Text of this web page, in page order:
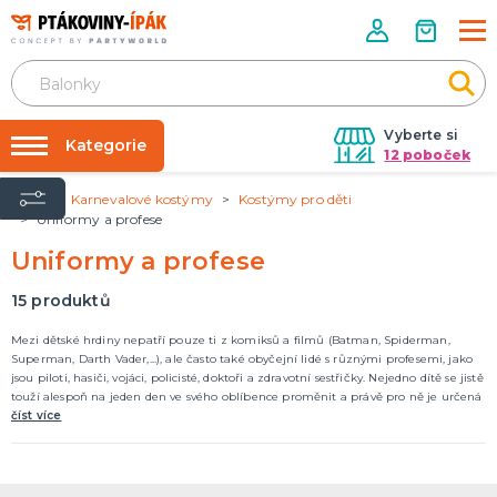
Vyberte si
12 poboček
Půjčovna kostýmů
Nafukování balónků
Prodejny
Rozvoz
Párty Blog
O nás
Kategorie
PÁRTY DOPLŇKY
Tématické párty
Kostýmy pro dospělé
Kostýmy pro děti
Úvod Karnevalové kostýmy
Kostýmy pro děti
Uniformy a profese
Uniformy a profese
15 produktů
Mezi dětské hrdiny nepatří pouze ti z komiksů a filmů (Batman, Spiderman,
Superman, Darth Vader,...), ale často také obyčejní lidé s různými profesemi, jako
jsou piloti, hasiči, vojáci, policisté, doktoři a zdravotní sestřičky. Nejedno dítě se jistě
touží alespoň na jeden den ve svého oblíbence proměnit a právě pro ně je určená
tato kategorie.
číst více